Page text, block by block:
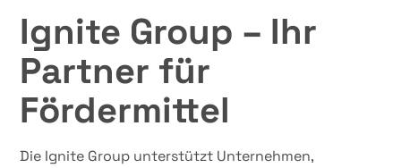
Ignite Group – Ihr
Partner für
Fördermittel
Die Ignite Group unterstützt Unternehmen,